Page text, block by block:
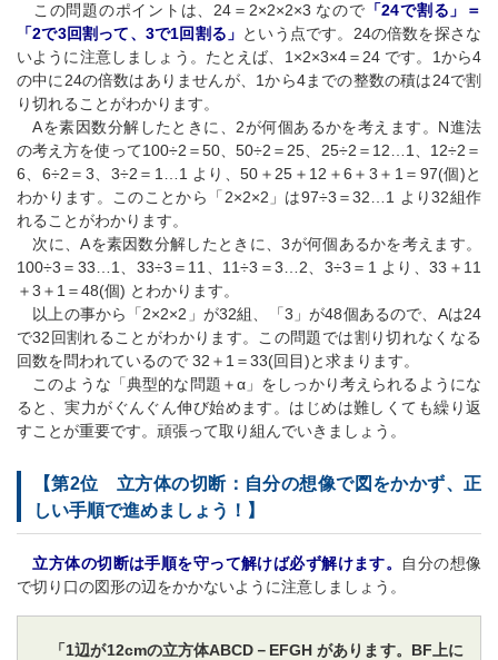
この問題のポイントは、24＝2×2×2×3 なので 「24で割る」＝
「2で3回割って、3で1回割る」 という点です。24の倍数を探さな
いように注意しましょう。たとえば、1×2×3×4＝24 です。1から4
の中に24の倍数はありませんが、1から4までの整数の積は24で割
り切れることがわかります。
Aを素因数分解したときに、2が何個あるかを考えます。N進法
の考え方を使って100÷2＝50、50÷2＝25、25÷2＝12…1、12÷2＝
6、6÷2＝3、3÷2＝1…1 より、50＋25＋12＋6＋3＋1＝97(個)と
わかります。このことから「2×2×2」は97÷3＝32…1 より32組作
れることがわかります。
次に、Aを素因数分解したときに、3が何個あるかを考えます。
100÷3＝33…1、33÷3＝11、11÷3＝3…2、3÷3＝1 より、33＋11
＋3＋1＝48(個) とわかります。
以上の事から「2×2×2」が32組、「3」が48個あるので、Aは24
で32回割れることがわかります。この問題では割り切れなくなる
回数を問われているので 32＋1＝33(回目)と求まります。
このような「典型的な問題＋α」をしっかり考えられるようにな
ると、実力がぐんぐん伸び始めます。はじめは難しくても繰り返
すことが重要です。頑張って取り組んでいきましょう。
【第2位 立方体の切断：自分の想像で図をかかず、正
しい手順で進めましょう！】
立方体の切断は手順を守って解けば必ず解けます。
自分の想像
で切り口の図形の辺をかかないように注意しましょう。
「1辺が12cmの立方体ABCD－EFGH があります。BF上に